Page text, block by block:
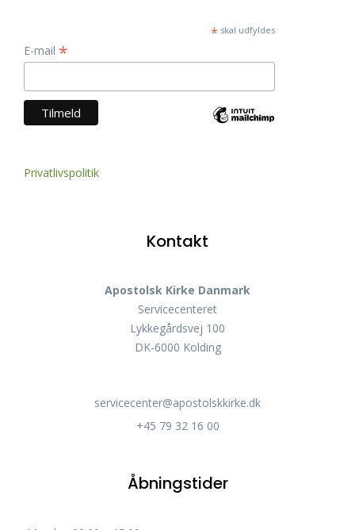
*skal udfyldes
E-mail *
Privatlivspolitik
Kontakt
Apostolsk Kirke Danmark
Servicecenteret
Lykkegårdsvej 100
DK-6000 Kolding
servicecenter@apostolskkirke.dk
+45 79 32 16 00
Åbningstider